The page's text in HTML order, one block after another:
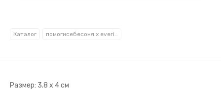
Каталог
Размер: 3.8 х 4 см